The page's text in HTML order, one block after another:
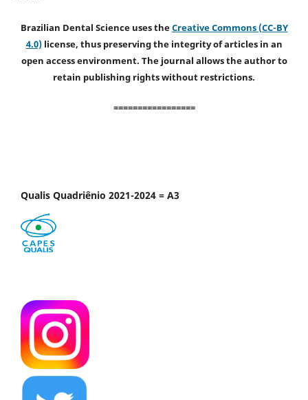
Brazilian Dental Science uses theCreative Commons (CC-BY
4.0)license, thus preserving the integrity of articles in an
open access environment. The journal allows the author to
retain publishing rights without restrictions.
=================
Qualis Quadriênio 2021-2024 = A3